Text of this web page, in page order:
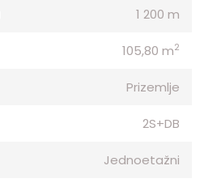
1 200 m
105,80 m2
Prizemlje
2S+DB
Jednoetažni